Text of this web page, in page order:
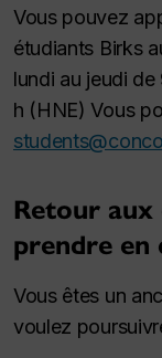
Vous pouvez
étudiants Birks
lundi au jeudi de
h (HNE) Vous
Retour aux
prendre en
Vous êtes un
voulez